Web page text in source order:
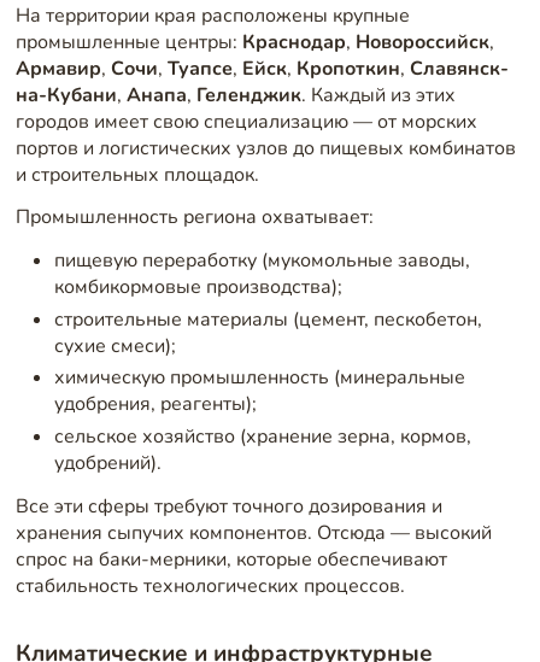
На территории края расположены крупные
промышленные центры: Краснодар, Новороссийск,
Армавир, Сочи, Туапсе, Ейск, Кропоткин, Славянск-
на-Кубани, Анапа, Геленджик. Каждый из этих
городов имеет свою специализацию — от морских
портов и логистических узлов до пищевых комбинатов
и строительных площадок.
Промышленность региона охватывает:
пищевую переработку (мукомольные заводы,
комбикормовые производства);
строительные материалы (цемент, пескобетон,
сухие смеси);
химическую промышленность (минеральные
удобрения, реагенты);
сельское хозяйство (хранение зерна, кормов,
удобрений).
Все эти сферы требуют точного дозирования и
хранения сыпучих компонентов. Отсюда — высокий
спрос на баки-мерники, которые обеспечивают
стабильность технологических процессов.
Климатические и инфраструктурные